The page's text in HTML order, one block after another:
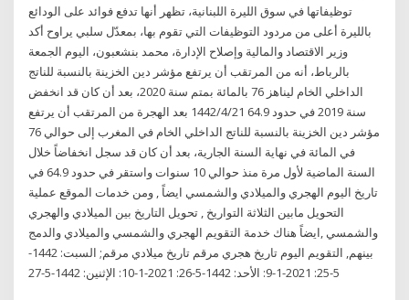
توظيفاتها في سوق الليرة اللبنانية، تظهر أنها تدفع فوائد على الودائع
بالليرة أعلى من مردود التوظيفات التي تقوم بها، بمعدّل سلبي يراوح أكد
وزير الاقتصاد والمالية وإصلاح الإدارة، محمد بنشعبون، اليوم الجمعة
بالرباط، أنه من المرتقب أن يرتفع مؤشر دين الخزينة بالنسبة للناتج
الداخلي الخام ليناهز 76 بالمائة بمتم سنة 2020، بعد أن كان قد انخفض
سنة 2019 في حدود 64.9 21‏‏/4‏‏/1442 بعد الهجرة من المرتقب أن يرتفع
مؤشر دين الخزينة بالنسبة للناتج الداخلي الخام في المغرب إلى حوالي 76
في المائة في نهاية السنة الجارية، بعد أن كان قد سجل انخفاضاً خلال
السنة الماضية لأول مرة منذ حوالي 10 سنوات واستقر في حدود 64.9 في
تاريخ اليوم الهجري والميلادي والشمسي ايضاً , ومن خدمات الموقع عملية
التحويل مابين الثلاثة التواريخ , تحويل التاريخ بين الميلادي والهجري
والشمسي ,ايضاً هناك خدمة التقويم الهجري والشمسي والميلادي والدمج
بينهم, التقويم اليوم تاريخ هجري مرقم تاريخ ميلادي مرقم; السبت: 1442-
5-25: 2021-1-9: الأحد: 1442-5-26: 2021-1-10: الإثنين: 1442-5-27